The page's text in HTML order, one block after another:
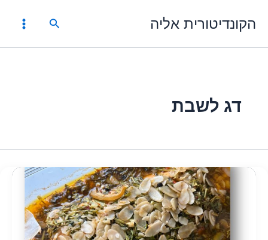
לתוכןהקונדיטורית אליה חיפוש
דג לשבת